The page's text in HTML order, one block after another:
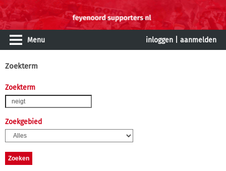
Menu inloggen aanmelden
Zoekterm
Zoekterm
Zoekgebied